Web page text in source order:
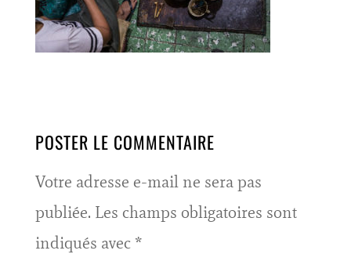
POSTER LE COMMENTAIRE
Votre adresse e-mail ne sera pas
publiée. Les champs obligatoires sont
indiqués avec *